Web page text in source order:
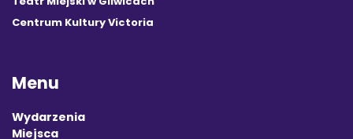
Centrum Kultury Victoria
Menu
Wydarzenia
Miejsca